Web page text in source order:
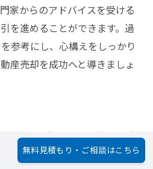
家からのアドバイスを受ける
を進めることができます。過
参考にし、心構えをしっかり
産売却を成功へと導きましょ
ける京都府京都市
解
無料見積もり・ご相談はこちら